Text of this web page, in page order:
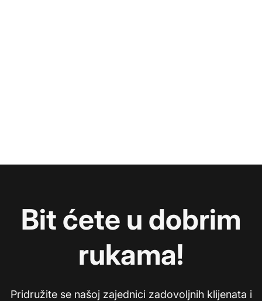
Bit ćete u dobrim
rukama!
Pridružite se našoj zajednici zadovoljnih klijenata i